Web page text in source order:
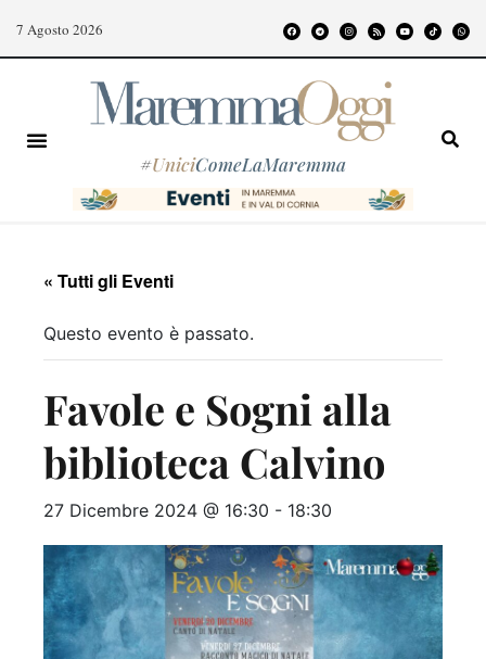
7 Agosto 2026
#UniciComeLaMaremma
« Tutti gli Eventi
Questo evento è passato.
Favole e Sogni alla
biblioteca Calvino
27 Dicembre 2024 @ 16:30 - 18:30